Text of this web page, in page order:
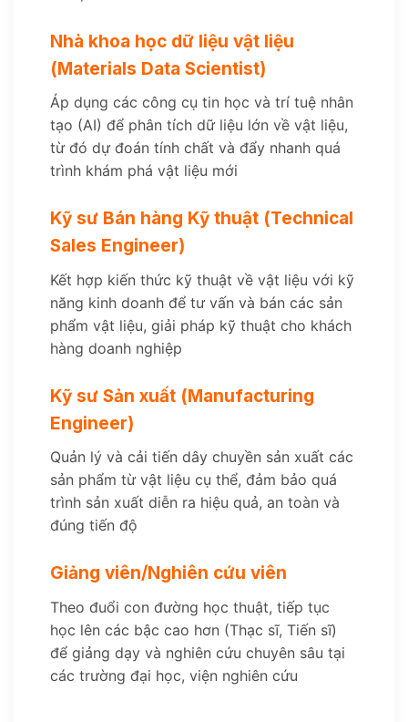
Nhà khoa học dữ liệu vật liệu
(Materials Data Scientist)
Áp dụng các công cụ tin học và trí tuệ nhân
tạo (AI) để phân tích dữ liệu lớn về vật liệu,
từ đó dự đoán tính chất và đẩy nhanh quá
trình khám phá vật liệu mới
Kỹ sư Bán hàng Kỹ thuật (Technical
Sales Engineer)
Kết hợp kiến thức kỹ thuật về vật liệu với kỹ
năng kinh doanh để tư vấn và bán các sản
phẩm vật liệu, giải pháp kỹ thuật cho khách
hàng doanh nghiệp
Kỹ sư Sản xuất (Manufacturing
Engineer)
Quản lý và cải tiến dây chuyền sản xuất các
sản phẩm từ vật liệu cụ thể, đảm bảo quá
trình sản xuất diễn ra hiệu quả, an toàn và
đúng tiến độ
Giảng viên/Nghiên cứu viên
Theo đuổi con đường học thuật, tiếp tục
học lên các bậc cao hơn (Thạc sĩ, Tiến sĩ)
để giảng dạy và nghiên cứu chuyên sâu tại
các trường đại học, viện nghiên cứu